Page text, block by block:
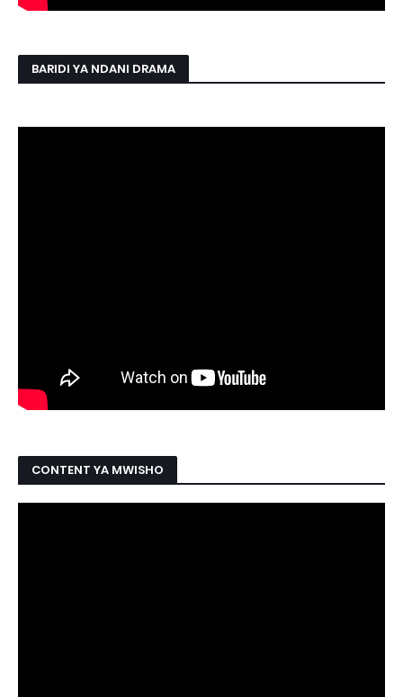
BARIDI YA NDANI DRAMA
CONTENT YA MWISHO